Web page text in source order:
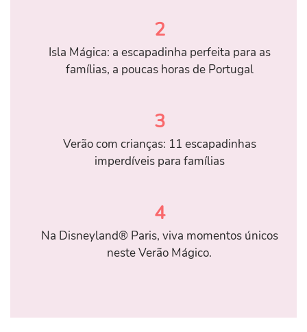
2
Isla Mágica: a escapadinha perfeita para as
famílias, a poucas horas de Portugal
3
Verão com crianças: 11 escapadinhas
imperdíveis para famílias
4
Na Disneyland® Paris, viva momentos únicos
neste Verão Mágico.